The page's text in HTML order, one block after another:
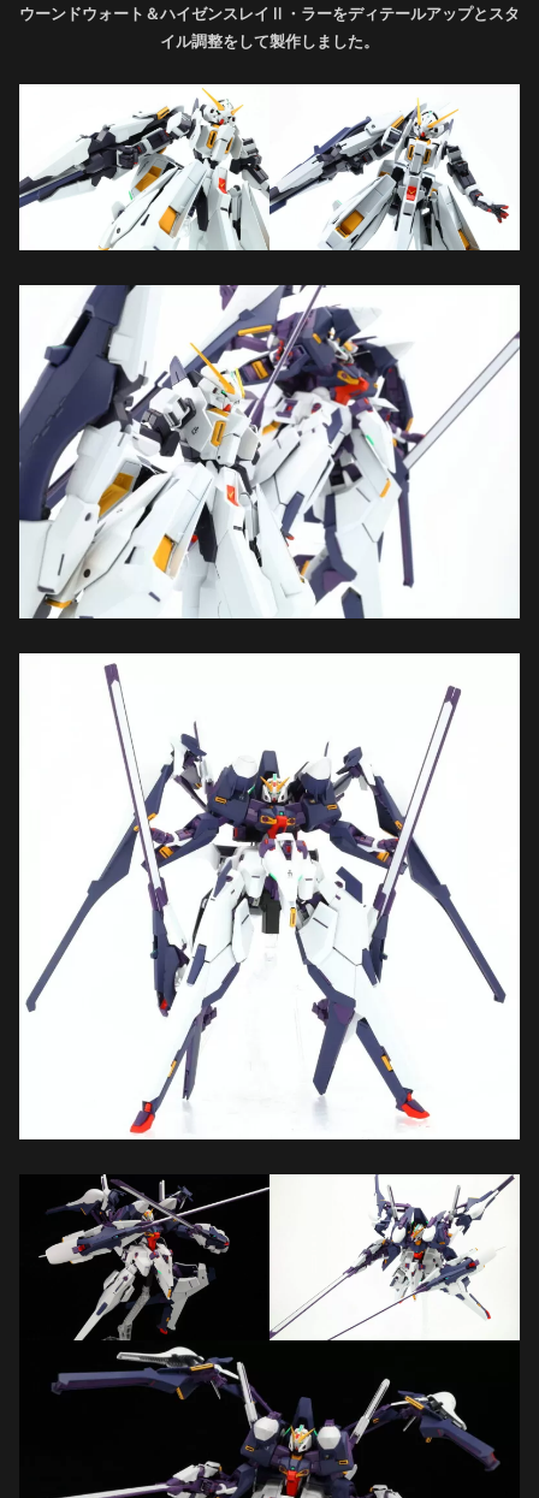
ウーンドウォート＆ハイゼンスレイⅡ・ラーをディテールアップとスタ
イル調整をして製作しました。